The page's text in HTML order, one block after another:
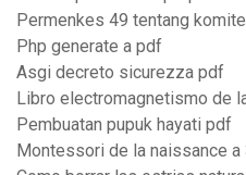
Permenkes 49 tentang
Php generate a pdf
Asgi decreto sicurezza pdf
Libro electromagnetismo de
Pembuatan pupuk hayati pdf
Montessori de la naissance a